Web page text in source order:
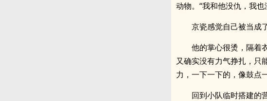
动物。“我和他没仇，我
京瓷感觉自己被当成
他的掌心很烫，隔着
又确实没有力气挣扎，只
力，一下一下的，像鼓点一
回到小队临时搭建的